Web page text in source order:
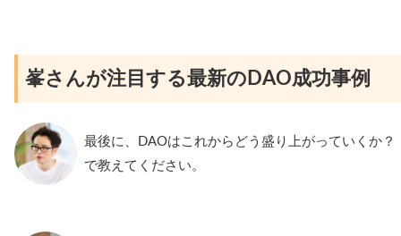
峯さんが注目する最新のDAO成功事例
最後に、DAOはこれからどう盛り上がっていくか
で教えてください。